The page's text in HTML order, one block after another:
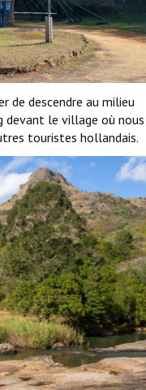
de descendre au milieu
devant le village où nous
touristes hollandais.